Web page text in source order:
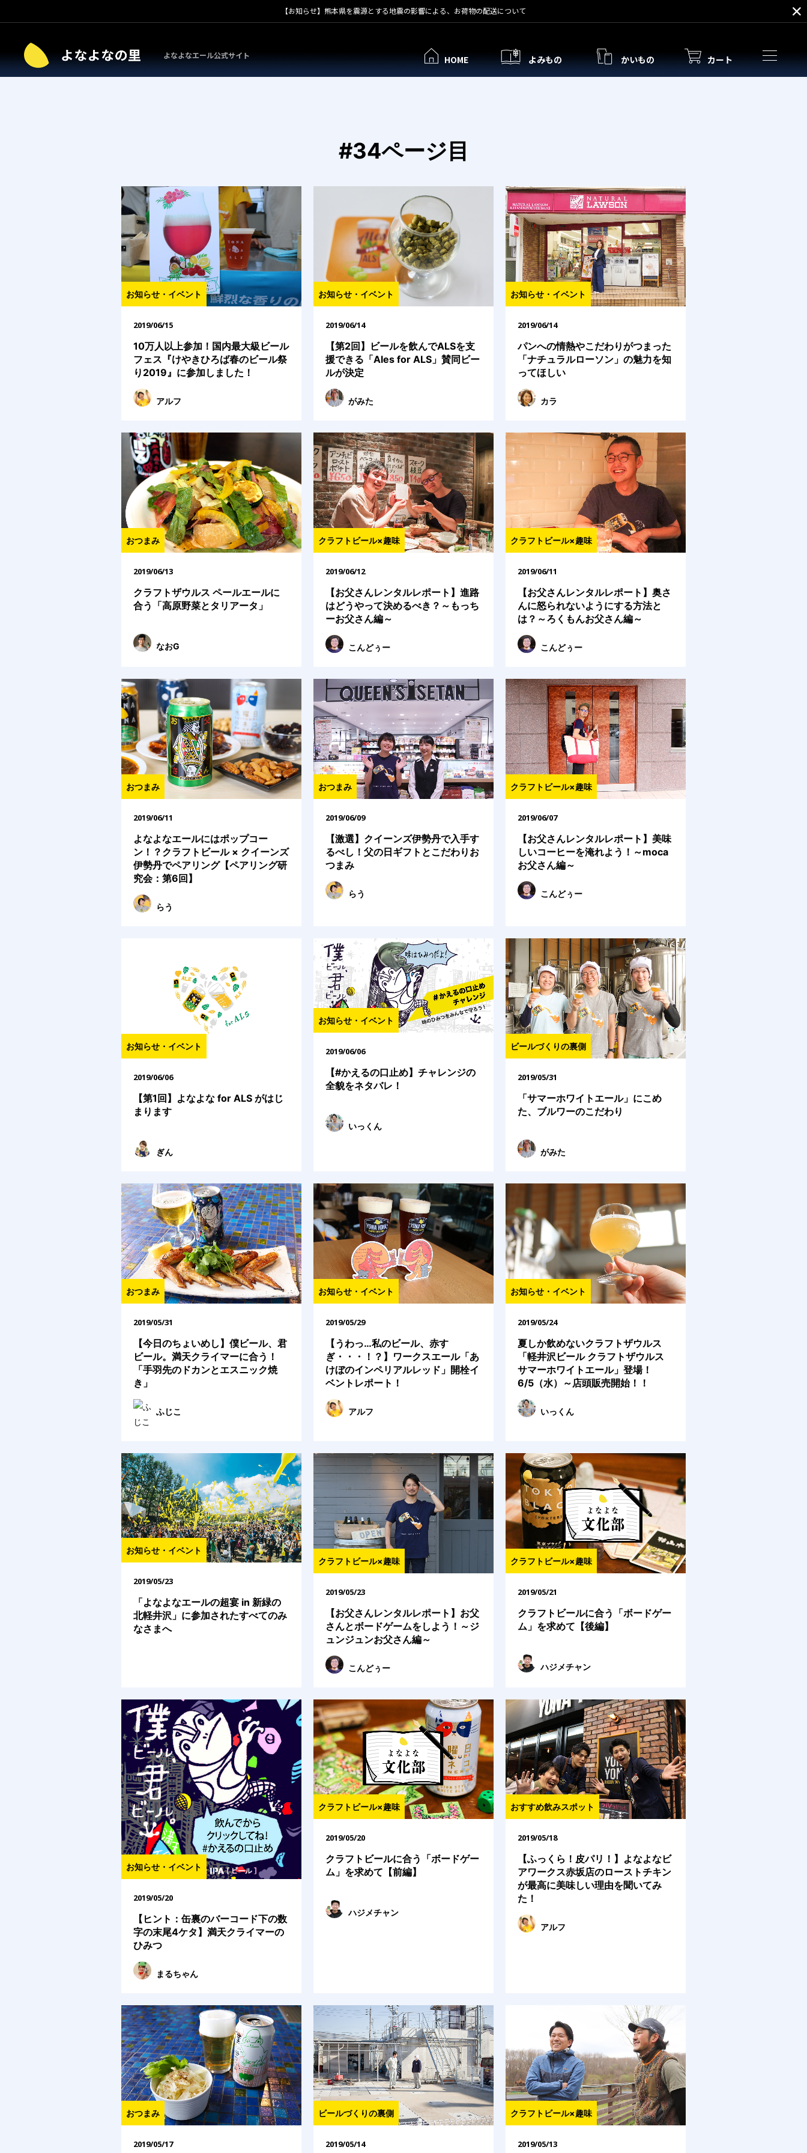
【お知らせ】熊本県を震源とする地震の影響による、お荷物の配送について
よなよなエール公式サイト HOME よみもの かいもの カート
#34ページ目
お知らせ・イベント
2019/06/15
10万人以上参加！国内最大級ビール
フェス『けやきひろば春のビール祭
り2019』に参加しました！
アルフ
お知らせ・イベント
2019/06/14
【第2回】ビールを飲んでALSを支
援できる「Ales for ALS」賛同ビー
ルが決定
がみた
お知らせ・イベント
2019/06/14
パンへの情熱やこだわりがつまった
「ナチュラルローソン」の魅力を知
ってほしい
カラ
おつまみ
2019/06/13
クラフトザウルス ペールエールに
合う「高原野菜とタリアータ」
なおG
クラフトビール×趣味
2019/06/12
【お父さんレンタルレポート】進路
はどうやって決めるべき？～もっち
ーお父さん編～
こんどぅー
クラフトビール×趣味
2019/06/11
【お父さんレンタルレポート】奥さ
んに怒られないようにする方法と
は？～ろくもんお父さん編～
こんどぅー
おつまみ
2019/06/11
よなよなエールにはポップコー
ン！？クラフトビール × クイーンズ
伊勢丹でペアリング【ペアリング研
究会：第6回】
らう
おつまみ
2019/06/09
【激選】クイーンズ伊勢丹で入手す
るべし！父の日ギフトとこだわりお
つまみ
らう
クラフトビール×趣味
2019/06/07
【お父さんレンタルレポート】美味
しいコーヒーを淹れよう！～moca
お父さん編～
こんどぅー
お知らせ・イベント
2019/06/06
【第1回】よなよな for ALS がはじ
まります
ぎん
お知らせ・イベント
2019/06/06
【#かえるの口止め】チャレンジの
全貌をネタバレ！
いっくん
ビールづくりの裏側
2019/05/31
「サマーホワイトエール」にこめ
た、ブルワーのこだわり
がみた
おつまみ
2019/05/31
【今日のちょいめし】僕ビール、君
ビール。満天クライマーに合う！
「手羽先のドカンとエスニック焼
き」
ふじこ
お知らせ・イベント
2019/05/29
【うわっ…私のビール、赤す
ぎ・・・！？】ワークスエール「あ
けぼのインペリアルレッド」開栓イ
ベントレポート！
アルフ
お知らせ・イベント
2019/05/24
夏しか飲めないクラフトザウルス
「軽井沢ビール クラフトザウルス
サマーホワイトエール」登場！
6/5（水）～店頭販売開始！！
いっくん
お知らせ・イベント
2019/05/23
「よなよなエールの超宴 in 新緑の
北軽井沢」に参加されたすべてのみ
なさまへ
クラフトビール×趣味
2019/05/23
【お父さんレンタルレポート】お父
さんとボードゲームをしよう！～ジ
ュンジュンお父さん編～
こんどぅー
クラフトビール×趣味
2019/05/21
クラフトビールに合う「ボードゲー
ム」を求めて【後編】
ハジメチャン
お知らせ・イベント
2019/05/20
【ヒント：缶裏のバーコード下の数
字の末尾4ケタ】満天クライマーの
ひみつ
まるちゃん
クラフトビール×趣味
2019/05/20
クラフトビールに合う「ボードゲー
ム」を求めて【前編】
ハジメチャン
おすすめ飲みスポット
2019/05/18
【ふっくら！皮パリ！】よなよなビ
アワークス赤坂店のローストチキン
が最高に美味しい理由を聞いてみ
た！
アルフ
おつまみ
2019/05/17
ビールづくりの裏側
2019/05/14
クラフトビール×趣味
2019/05/13